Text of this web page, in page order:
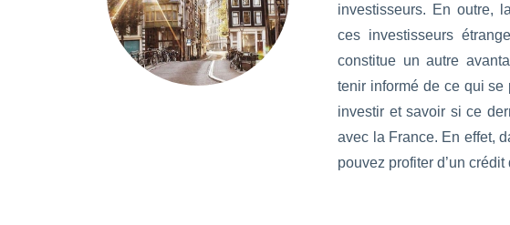
investisseurs. En outre,
ces investisseurs
constitue un autre
tenir informé de ce qui
investir et savoir si ce
avec la France. En effet,
pouvez profiter d’un